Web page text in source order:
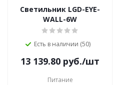
Светильник LGD-EYE-
WALL-6W
Есть в наличии (50)
13 139.80 руб./шт
Питание